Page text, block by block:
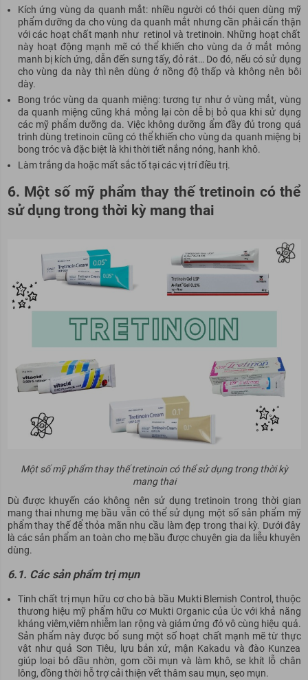
Kích ứng vùng da quanh mắt: nhiều người có thói quen dùng mỹ
phẩm dưỡng da cho vùng da quanh mắt nhưng cần phải cẩn thận
với các hoạt chất mạnh như retinol và tretinoin. Những hoạt chất
này hoạt động mạnh mẽ có thể khiến cho vùng da ở mắt mỏng
manh bị kích ứng, dẫn đến sưng tấy, đỏ rát… Do đó, nếu có sử dụng
cho vùng da này thì nên dùng ở nồng độ thấp và không nên bôi
dày.
Bong tróc vùng da quanh miệng: tương tự như ở vùng mắt, vùng
da quanh miệng cũng khá mỏng lại còn dễ bị bỏ qua khi sử dụng
các mỹ phẩm dưỡng da. Việc không dưỡng ẩm đầy đủ trong quá
trình dùng tretinoin cũng có thể khiến cho vùng da quanh miệng bị
bong tróc và đặc biệt là khi thời tiết nắng nóng, hanh khô.
Làm trắng da hoặc mất sắc tố tại các vị trí điều trị.
6. Một số mỹ phẩm thay thế tretinoin có thể
sử dụng trong thời kỳ mang thai
Một số mỹ phẩm thay thế tretinoin có thể sử dụng trong thời kỳ
mang thai
Dù được khuyến cáo không nên sử dụng tretinoin trong thời gian
mang thai nhưng mẹ bầu vẫn có thể sử dụng một số sản phẩm mỹ
phẩm thay thế để thỏa mãn nhu cầu làm đẹp trong thai kỳ. Dưới đây
là các sản phẩm an toàn cho mẹ bầu được chuyên gia da liễu khuyên
dùng.
6.1. Các sản phẩm trị mụn
Tinh chất trị mụn hữu cơ cho bà bầu Mukti Blemish Control, thuộc
thương hiệu mỹ phẩm hữu cơ Mukti Organic của Úc với khả năng
kháng viêm,viêm nhiễm lan rộng và giảm ửng đỏ vô cùng hiệu quả.
Sản phẩm này được bổ sung một số hoạt chất mạnh mẽ từ thực
vật như quả Sơn Tiêu, lựu bản xứ, mận Kakadu và đào Kunzea
giúp loại bỏ dầu nhờn, gom cồi mụn và làm khô, se khít lỗ chân
lông, đồng thời hỗ trợ cải thiện vết thâm sau mụn, sẹo mụn.